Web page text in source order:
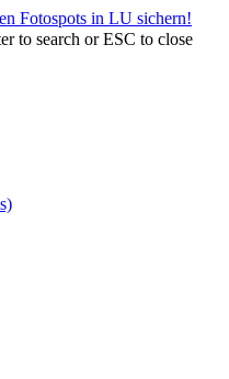
Fotospots in LU sichern!
to search or ESC to close